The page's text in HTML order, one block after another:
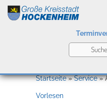
Startseite»Service»
Vorlesen